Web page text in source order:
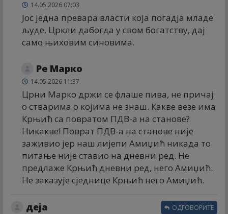
14.05.2026 07:03
Јос једна превара власти која погадја младе
људе. Цркли дабогда у свом богатству, дај
само њиховим синовима.
Ре Марко
14.05.2026 11:37
Црни Марко држи се флаше пива, не причај
о стварима о којима не знаш. Какве везе има
Крњић са повратом ПДВ-а на станове?
Никакве! Поврат ПДВ-а на станове није
заживио јер наш лијепи Амиџић никада то
питање није ставио на дневни ред. Не
предлаже Крњић дневни ред, него Амиџић.
Не заказује сједнице Крњић него Амиџић.
деја ОДГОВОРИТЕ